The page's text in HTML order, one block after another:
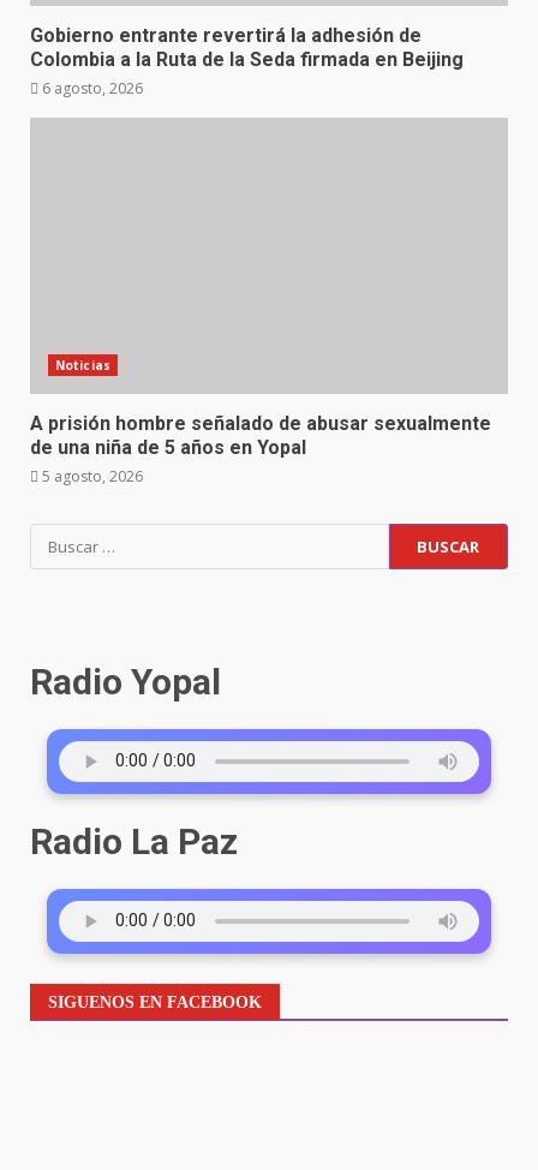
Gobierno entrante revertirá la adhesión de
Colombia a la Ruta de la Seda firmada en Beijing
6 agosto, 2026
Noticias
A prisión hombre señalado de abusar sexualmente
de una niña de 5 años en Yopal
5 agosto, 2026
Radio Yopal
Radio La Paz
SIGUENOS EN FACEBOOK